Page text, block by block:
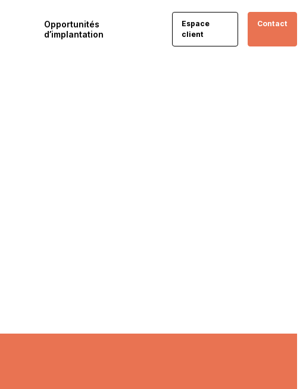
Opportunités
d’implantation
Espace
client
Contact